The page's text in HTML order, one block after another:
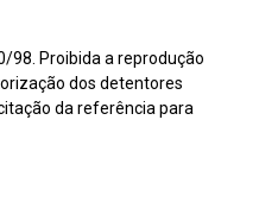
98. Proibida a reprodução
dos detentores
da referência para